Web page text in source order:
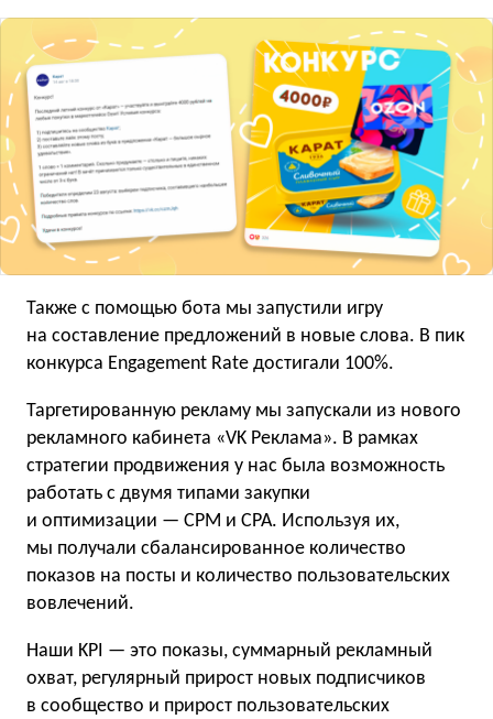
Также с помощью бота мы запустили игру
на составление предложений в новые слова. В пик
конкурса Engagement Rate достигали 100%.
Таргетированную рекламу мы запускали из нового
рекламного кабинета «VK Реклама». В рамках
стратегии продвижения у нас была возможность
работать с двумя типами закупки
и оптимизации — CPM и CPA. Используя их,
мы получали сбалансированное количество
показов на посты и количество пользовательских
вовлечений.
Наши KPI — это показы, суммарный рекламный
охват, регулярный прирост новых подписчиков
в сообщество и прирост пользовательских